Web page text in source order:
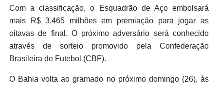
Com a classificação, o Esquadrão de Aço embolsará
mais R$ 3,465 milhões em premiação para jogar as
oitavas de final. O próximo adversário será conhecido
através de sorteio promovido pela Confederação
Brasileira de Futebol (CBF).
O Bahia volta ao gramado no próximo domingo (26), às